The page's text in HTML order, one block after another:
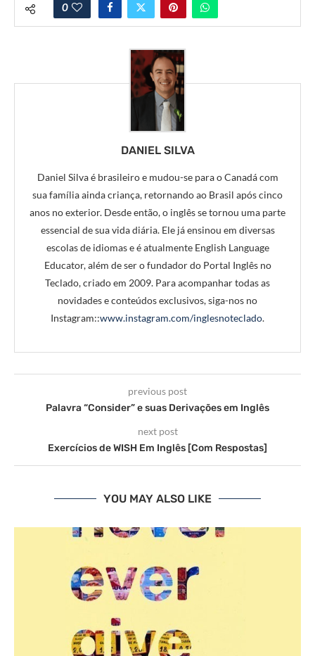
0
DANIEL SILVA
Daniel Silva é brasileiro e mudou-se para o Canadá com
sua família ainda criança, retornando ao Brasil após cinco
anos no exterior. Desde então, o inglês se tornou uma parte
essencial de sua vida diária. Ele já ensinou em diversas
escolas de idiomas e é atualmente English Language
Educator, além de ser o fundador do Portal Inglês no
Teclado, criado em 2009. Para acompanhar todas as
novidades e conteúdos exclusivos, siga-nos no
Instagram::www.instagram.com/inglesnoteclado.
previous post
Palavra “Consider” e suas Derivações em Inglês
next post
Exercícios de WISH Em Inglês [Com Respostas]
YOU MAY ALSO LIKE